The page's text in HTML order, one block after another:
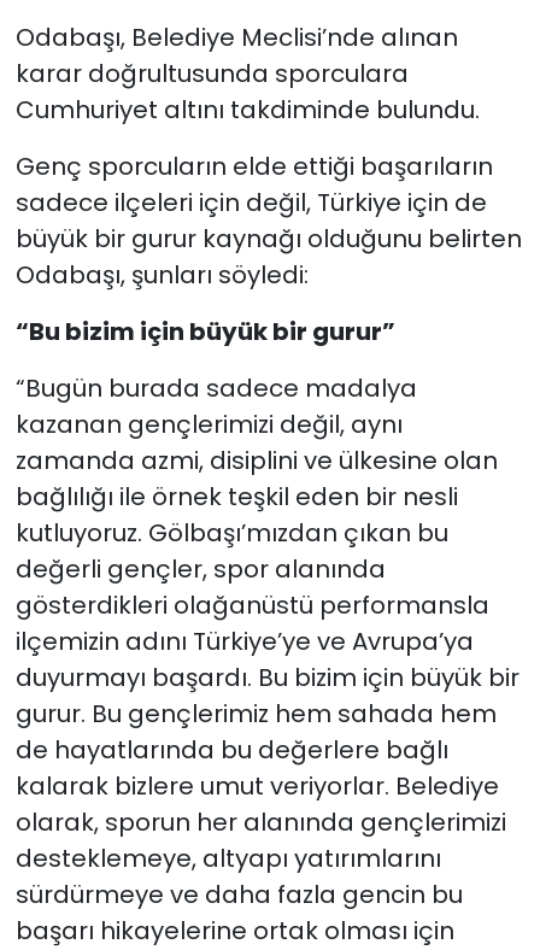
Odabaşı, Belediye Meclisi’nde alınan
karar doğrultusunda sporculara
Cumhuriyet altını takdiminde bulundu.
Genç sporcuların elde ettiği başarıların
sadece ilçeleri için değil, Türkiye için de
büyük bir gurur kaynağı olduğunu belirten
Odabaşı, şunları söyledi:
“Bu bizim için büyük bir gurur”
“Bugün burada sadece madalya
kazanan gençlerimizi değil, aynı
zamanda azmi, disiplini ve ülkesine olan
bağlılığı ile örnek teşkil eden bir nesli
kutluyoruz. Gölbaşı’mızdan çıkan bu
değerli gençler, spor alanında
gösterdikleri olağanüstü performansla
ilçemizin adını Türkiye’ye ve Avrupa’ya
duyurmayı başardı. Bu bizim için büyük bir
gurur. Bu gençlerimiz hem sahada hem
de hayatlarında bu değerlere bağlı
kalarak bizlere umut veriyorlar. Belediye
olarak, sporun her alanında gençlerimizi
desteklemeye, altyapı yatırımlarını
sürdürmeye ve daha fazla gencin bu
başarı hikayelerine ortak olması için